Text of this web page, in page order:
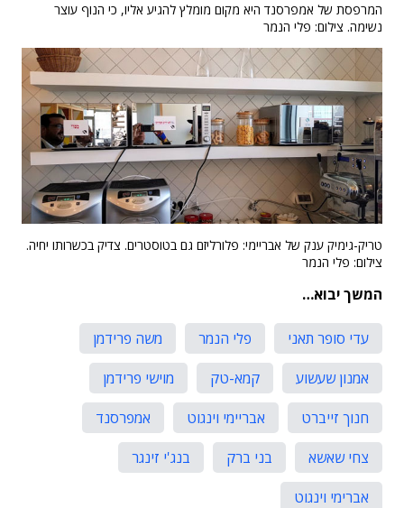
המרפסת של אמפרסנד היא מקום מומלץ להגיע אליו, כי הנוף עוצר
נשימה. צילום: פלי הנמר
טריק-גימיק ענק של אבריימי: פלורליזם גם בטוסטרים. צדיק בכשרותו יחיה.
צילום: פלי הנמר
המשך יבוא…
עדי סופר תאני פלי הנמר
משה פרידמן
אמנון שעשוע
קמא-טק
מוישי פרידמן
חנוך זייברט
אבריימי וינגוט
אמפרסנד
צחי שאשא
בני ברק
בנג'י זינגר
אברימי וינגוט